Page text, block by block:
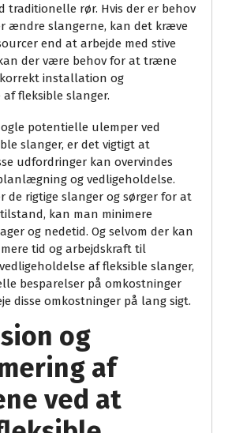
traditionelle rør. Hvis der er behov
ændre slangerne, kan det kræve
end at arbejde med stive
der være behov for at træne
installation og
fleksible slanger.
potentielle ulemper ved
slanger, er det vigtigt at
udfordringer kan overvindes
og vedligeholdelse.
de rigtige slanger og sørger for at
kan man minimere
og nedetid. Og selvom der kan
tid og arbejdskraft til
af fleksible slanger,
besparelser på omkostninger
disse omkostninger på lang sigt.
og
af
ved at